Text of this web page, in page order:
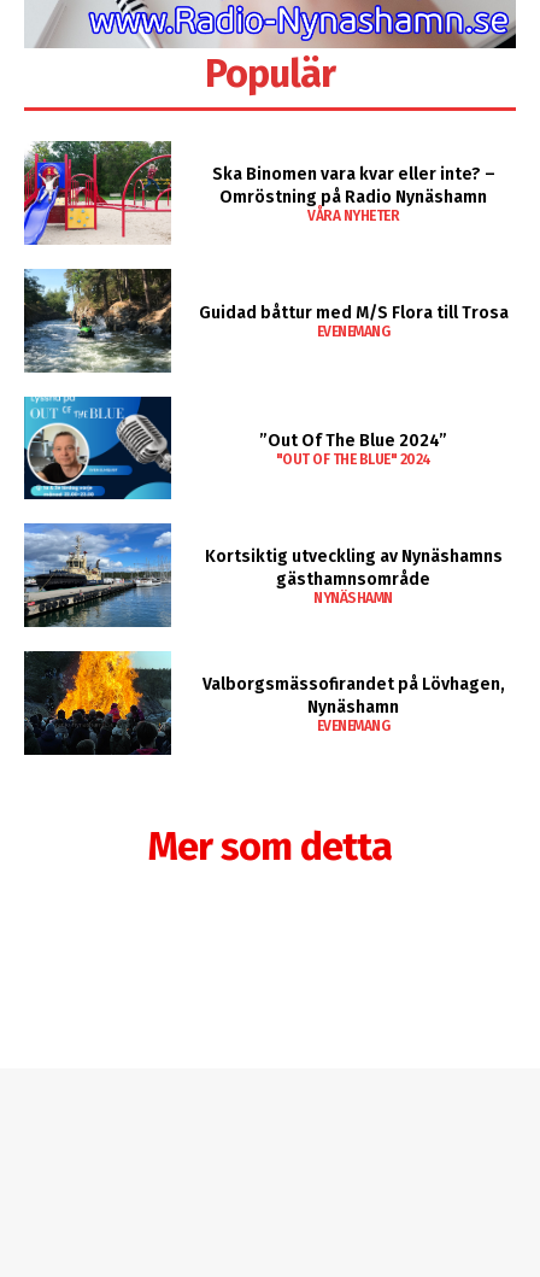
Populär
Ska Binomen vara kvar eller inte? –
Omröstning på Radio Nynäshamn
VÅRA NYHETER
Guidad båttur med M/S Flora till Trosa
EVENEMANG
”Out Of The Blue 2024”
"OUT OF THE BLUE" 2024
Kortsiktig utveckling av Nynäshamns
gästhamnsområde
NYNÄSHAMN
Valborgsmässofirandet på Lövhagen,
Nynäshamn
EVENEMANG
Mer som detta